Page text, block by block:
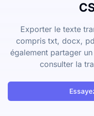
Exporter le texte
compris txt, docx,
également partager
consulter la